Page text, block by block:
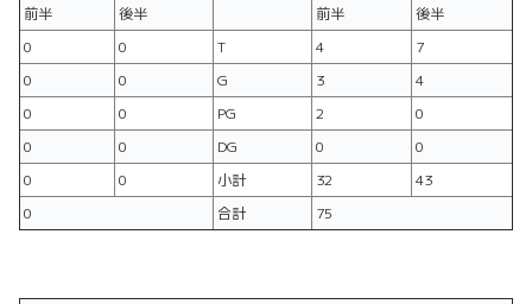
前半
後半 前半
後半
0
0 T 4
7
0
0 G 3
4
0
0 PG 2
0
0
0 DG 0
0
0
0 小計 32
43
0
合計 75